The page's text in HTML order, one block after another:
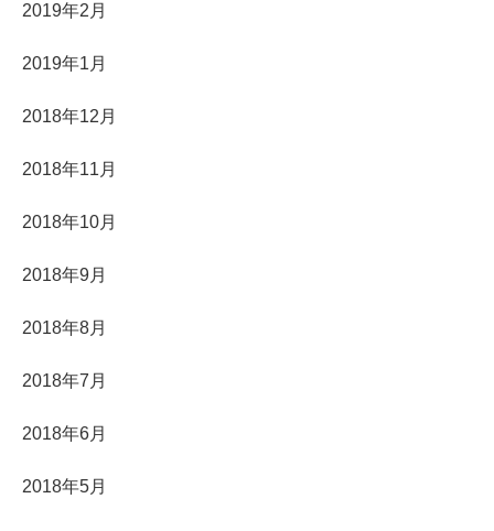
2019年2月
2019年1月
2018年12月
2018年11月
2018年10月
2018年9月
2018年8月
2018年7月
2018年6月
2018年5月